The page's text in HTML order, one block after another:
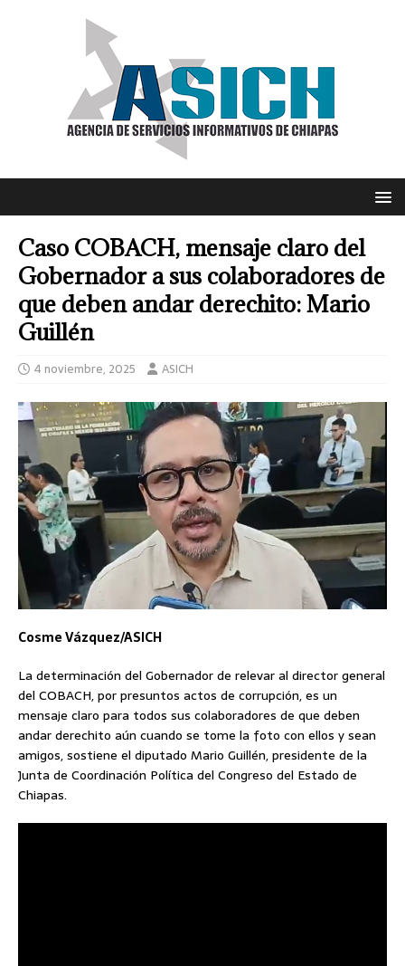
Caso COBACH, mensaje claro del
Gobernador a sus colaboradores de
que deben andar derechito: Mario
Guillén
4 noviembre, 2025 ASICH
Cosme Vázquez/ASICH
La determinación del Gobernador de relevar al director general
del COBACH, por presuntos actos de corrupción, es un
mensaje claro para todos sus colaboradores de que deben
andar derechito aún cuando se tome la foto con ellos y sean
amigos, sostiene el diputado Mario Guillén, presidente de la
Junta de Coordinación Política del Congreso del Estado de
Chiapas.